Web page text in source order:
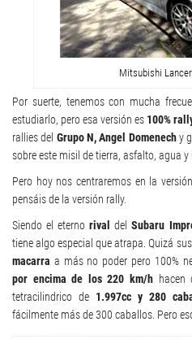
Mitsubishi
Por suerte, tenemos con mucha
estudiarlo, pero esa versión es 100%
rallies del Grupo N, Angel Domenechy
sobre este misil de tierra, asfalto, agua y
Pero hoy nos centraremos en la
pensáis de la versión rally.
Siendo el eternorival delSubaru
tiene algo especial que atrapa. Quizá
macarra a más no poder pero 100%
por encima de los 220 km/hhacen
tetracilindrico de 1.997cc y 280
fácilmente más de 300 caballos. Pero